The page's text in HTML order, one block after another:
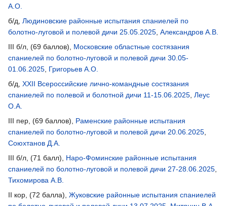
А.О.
б/д, Людиновские районные испытания спаниелей по
болотно-луговой и полевой дичи 25.05.2025 Александров А.В.
III б/л, (69 баллов), Московские областные состязания
спаниелей по болотно-луговой и полевой дичи 30.05-
01.06.2025 Григорьев А.О.
б/д, XXII Всероссийские лично-командные состязания
спаниелей по полевой и болотной дичи 11-15.06.2025 Леус
О.А.
III пер, (69 баллов), Раменские районные испытания
спаниелей по болотно-луговой и полевой дичи 20.06.2025
Союхтанов Д.А.
III б/л, (71 балл), Наро-Фоминские районные испытания
спаниелей по болотно-луговой и полевой дичи 27-28.06.2025
Тихомирова А.В.
II кор, (72 балла), Жуковские районные испытания спаниелей